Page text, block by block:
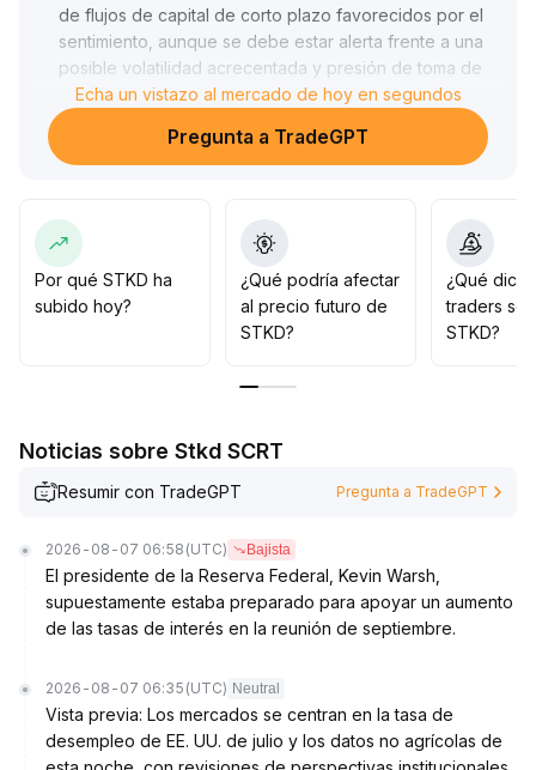
de flujos de capital de corto plazo favorecidos por el
sentimiento, aunque se debe estar alerta frente a una
posible volatilidad acrecentada y presión de toma de
ganancias debido a la rotación de fondos hacia el
sector tecnológico
Se recomienda vigilar la efectividad del soporte clave
una postura flexible y concreta recortes de tasas,
STKD podría experimentar una recuperación en su
valoración.
Sugerimos aprovechar la prima de liquidez a corto
plazo y acumular en caídas, manteniendo una posición
Echa un vistazo al mercado de hoy en segundos
Pregunta a TradeGPT
Por qué STKD ha
subido hoy?
¿Qué podría afectar
al precio futuro de
STKD?
¿Qué
traders
STKD?
Noticias sobre Stkd SCRT
Resumir con TradeGPT Pregunta a TradeGPT
2026-08-07 06:58 (UTC) Bajista
El presidente de la Reserva Federal, Kevin Warsh,
supuestamente estaba preparado para apoyar un aumento
de las tasas de interés en la reunión de septiembre.
2026-08-07 06:35 (UTC) Neutral
Vista previa: Los mercados se centran en la tasa de
desempleo de EE. UU. de julio y los datos no agrícolas de